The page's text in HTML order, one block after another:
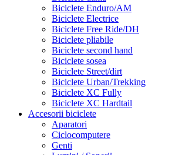
Biciclete Enduro/AM
Biciclete Electrice
Biciclete Free Ride/DH
Biciclete pliabile
Biciclete second hand
Biciclete sosea
Biciclete Street/dirt
Biciclete Urban/Trekking
Biciclete XC Fully
Biciclete XC Hardtail
Accesorii biciclete
Aparatori
Ciclocomputere
Genti